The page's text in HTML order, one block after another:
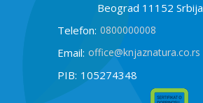
Beograd 11152 Srbija
Telefon: 0800000008
Email: office@knjaznatura.co.rs
PIB: 105274348